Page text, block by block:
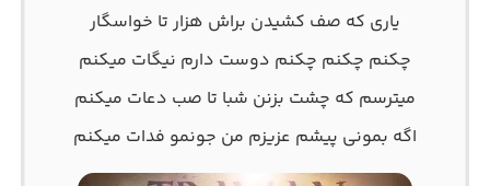
یاری که صف کشیدن براش هزار تا خواسگار
چکنم چکنم چکنم دوست دارم نیگات میکنم
میترسم که چشت بزنن شبا تا صب دعات میکنم
اگه بمونی پیشم عزیزم من جونمو فدات میکنم